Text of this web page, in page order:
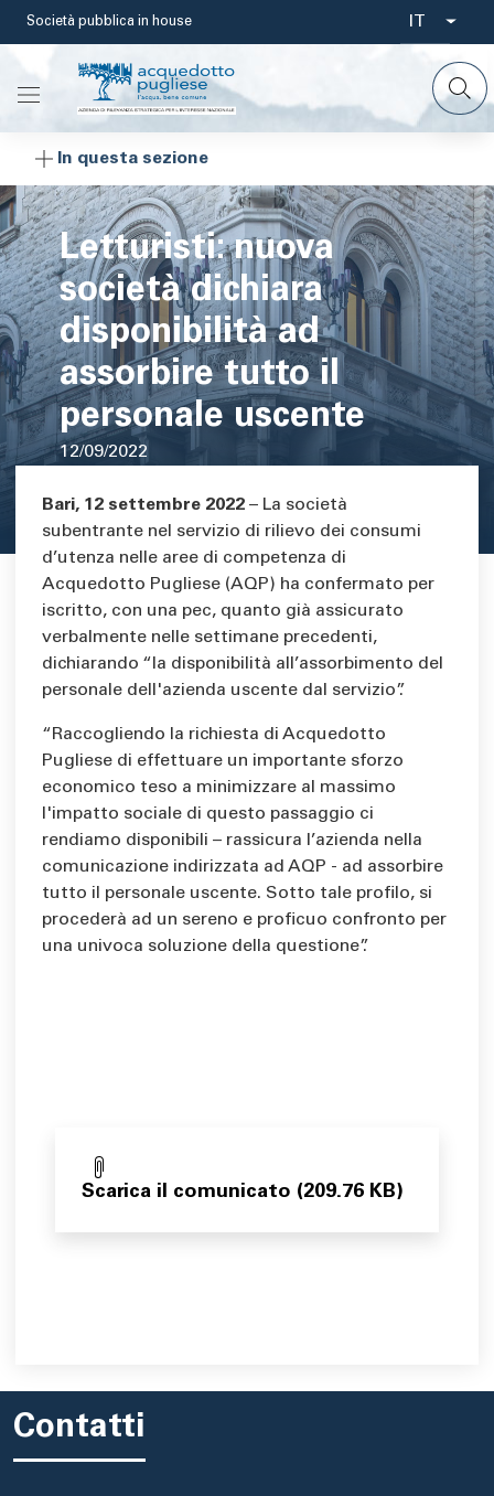
Salta
contenuto
principale
Società pubblica in house
Select
your
IT
In questa sezione
Letturisti: nuova
società dichiara
disponibilità ad
assorbire tutto il
personale uscente
12/09/2022
Area di testo
Bari, 12 settembre 2022 – La società
subentrante nel servizio di rilievo dei consumi
d’utenza nelle aree di competenza di
Acquedotto Pugliese (AQP) ha confermato per
iscritto, con una pec, quanto già assicurato
verbalmente nelle settimane precedenti,
dichiarando “la disponibilità all’assorbimento del
personale dell'azienda uscente dal servizio”.
“Raccogliendo la richiesta di Acquedotto
Pugliese di effettuare un importante sforzo
economico teso a minimizzare al massimo
l'impatto sociale di questo passaggio ci
rendiamo disponibili – rassicura l’azienda nella
comunicazione indirizzata ad AQP - ad assorbire
tutto il personale uscente. Sotto tale profilo, si
procederà ad un sereno e proficuo confronto per
una univoca soluzione della questione”.
Scarica il comunicato (209.76 KB)
Contatti